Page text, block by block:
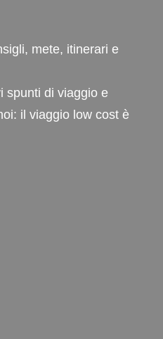
mete, itinerari e
spunti di viaggio e
il viaggio low cost è